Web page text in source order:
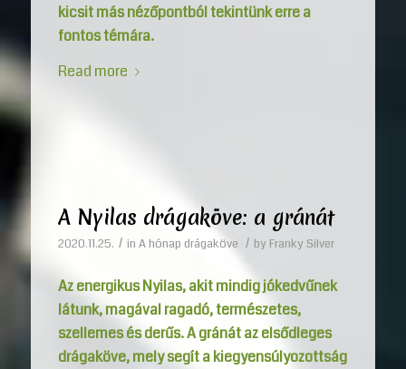
kicsit más nézőpontból tekintünk erre a
fontos témára.
Read more
A Nyilas drágaköve: a gránát
2020.11.25. / in A hónap drágaköve / by Franky Silver
Az energikus Nyilas, akit mindig jókedvűnek
látunk, magával ragadó, természetes,
szellemes és derűs. A gránát az elsődleges
drágaköve, mely segít a kiegyensúlyozottság